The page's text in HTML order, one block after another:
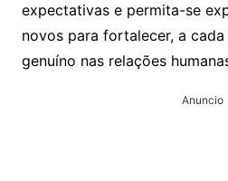
expectativas e permita-se
novos para fortalecer, a
genuíno nas relações
Anuncio